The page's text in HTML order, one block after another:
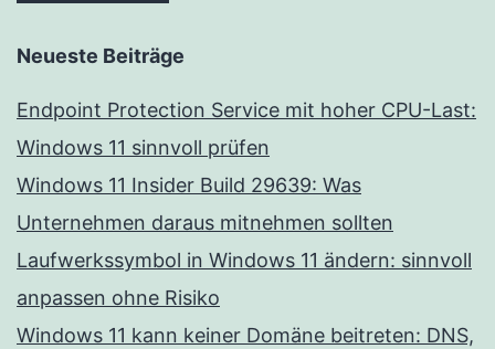
Neueste Beiträge
Endpoint Protection Service mit hoher CPU-Last:
Windows 11 sinnvoll prüfen
Windows 11 Insider Build 29639: Was
Unternehmen daraus mitnehmen sollten
Laufwerkssymbol in Windows 11 ändern: sinnvoll
anpassen ohne Risiko
Windows 11 kann keiner Domäne beitreten: DNS,